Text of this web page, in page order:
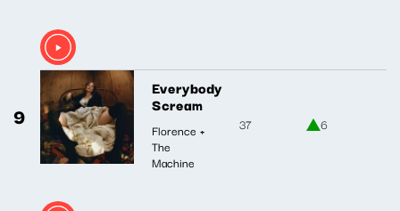
9
Everybody
Scream
Florence +
The
Machine
37 6